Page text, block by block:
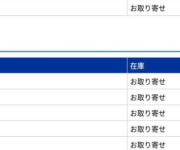
お取り寄せ
在庫
お取り寄せ
お取り寄せ
お取り寄せ
お取り寄せ
お取り寄せ